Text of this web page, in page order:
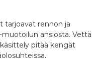
tarjoavat rennon ja
ansiosta. Vettä
pitää kengät